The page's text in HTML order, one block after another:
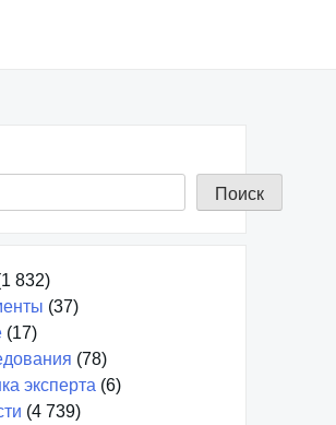
Поиск
832)
(37)
(17)
(78)
эксперта (6)
(4 739)